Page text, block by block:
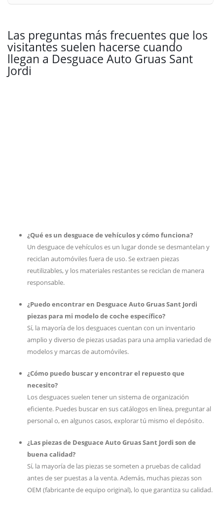
Las preguntas más frecuentes que los
visitantes suelen hacerse cuando
llegan a Desguace Auto Gruas Sant
Jordi
¿Qué es un desguace de vehículos y cómo funciona?
Un desguace de vehículos es un lugar donde se desmantelan y
reciclan automóviles fuera de uso. Se extraen piezas
reutilizables, y los materiales restantes se reciclan de manera
responsable.
¿Puedo encontrar en Desguace Auto Gruas Sant Jordi
piezas para mi modelo de coche específico?
Sí, la mayoría de los desguaces cuentan con un inventario
amplio y diverso de piezas usadas para una amplia variedad de
modelos y marcas de automóviles.
¿Cómo puedo buscar y encontrar el repuesto que
necesito?
Los desguaces suelen tener un sistema de organización
eficiente. Puedes buscar en sus catálogos en línea, preguntar al
personal o, en algunos casos, explorar tú mismo el depósito.
¿Las piezas de Desguace Auto Gruas Sant Jordi son de
buena calidad?
Sí, la mayoría de las piezas se someten a pruebas de calidad
antes de ser puestas a la venta. Además, muchas piezas son
OEM (fabricante de equipo original), lo que garantiza su calidad.